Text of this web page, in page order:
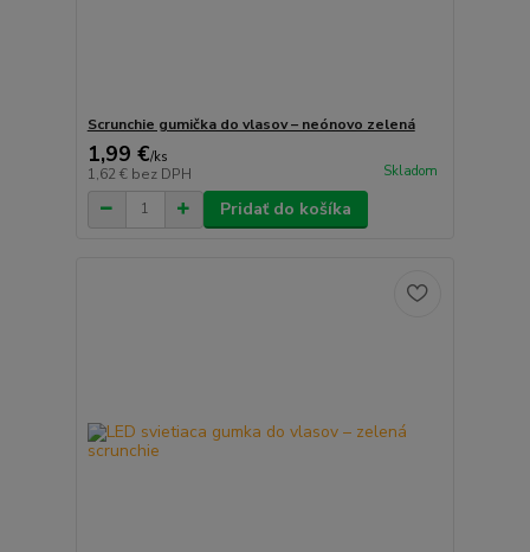
Scrunchie gumička do vlasov – neónovo zelená
1,99 €/ks
1,62 € bez DPH Skladom
Pridať do košíka